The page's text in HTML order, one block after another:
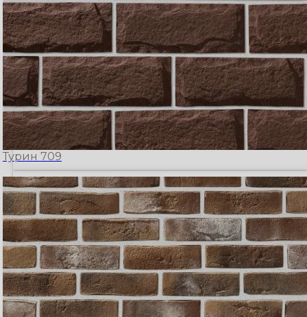
Турин 709